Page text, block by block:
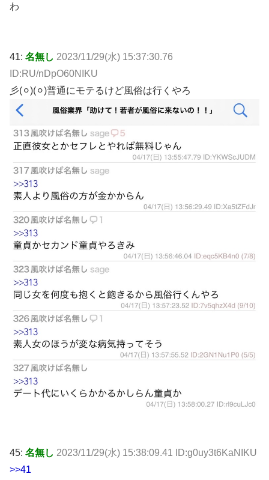
わ
41: 名無し 2023/11/29(水) 15:37:30.76
ID:RU/nDpO60NIKU
彡(⚪︎)(⚪︎)普通にモテるけど風俗は行くやろ
45: 名無し 2023/11/29(水) 15:38:09.41 ID:g0uy3t6KaNIKU
>>41